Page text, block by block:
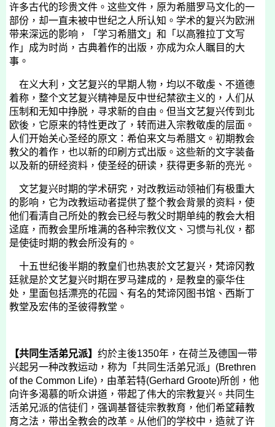
许多古代的珍贵文件。这些文件，原为希腊罗马文化的一
部份，却一直未被中世纪之人所认知。学术的复兴为欧洲
带来深远的影响，「学习希腊文」和「以高雅拉丁文写
作」成为时尚，古典着作的出版，亦成为众人瞩目的大
事。
在义大利，文艺复兴的早期人物，均以不敬虔、不道德
着称，整个文艺复兴精神是反中世纪禁欲主义的，人们从
压制和无知中挣脱，寻求新的自由。但当文艺复兴传到北
欧後，它原来的特性更改了，转而进入宗教敬虔的层面。
人们开始关心圣经的原文：希伯来文与希腊文。初期教会
教父的着作，也以新的印刷方式出版。这些新的文字装备
以及新的研经资料，使圣经的研读，获得更多新的亮光。
文艺复兴时期的学术研究，对改教运动领袖们有极重大
的影响，它为改教运动者提供了整个教会背景的资料，使
他们看清自己所处的教会已经与教父时期单纯的教会大相
迳庭，而教会里所堆满的各种宗教仪文、习惯与礼仪，都
是使徒时期的教会所没有的。
十五世纪後半期的教皇们也热衷於文艺复兴，梵谛冈教
廷就是於文艺复兴时期在罗马建成的，是教皇的豪华住
处，里面包括漂亮的花园、有名的梵谛冈图书馆、西斯丁
教堂及宏伟的圣彼得教堂。
【共同生活弟兄派】 约於主後1350年，在荷兰及德国一带
兴起另一种改教运动，称为「共同生活弟兄派」 (Brethren
of the Common Life) ，由革若特(Gerhard Groote)所创，他
向许多渴慕的听众讲道，带起了伟大的宗教复兴。共同生
活弟兄派的信徒们，强调基督徒宗教教育，他们希望藉教
育之法，带出全教会的改革。从他们的学校中，造就了许